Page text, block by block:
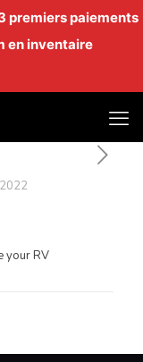
premiers paiements
en inventaire
your RV